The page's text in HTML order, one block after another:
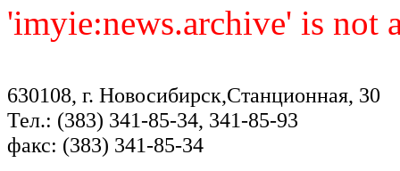
'imyie:news.archive' is not
630108, г. Новосибирск,Станционная, 30
Тел.: (383) 341-85-34, 341-85-93
факс: (383) 341-85-34